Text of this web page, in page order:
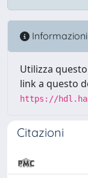
Informazioni
Utilizza
link a questo
https://
Citazioni